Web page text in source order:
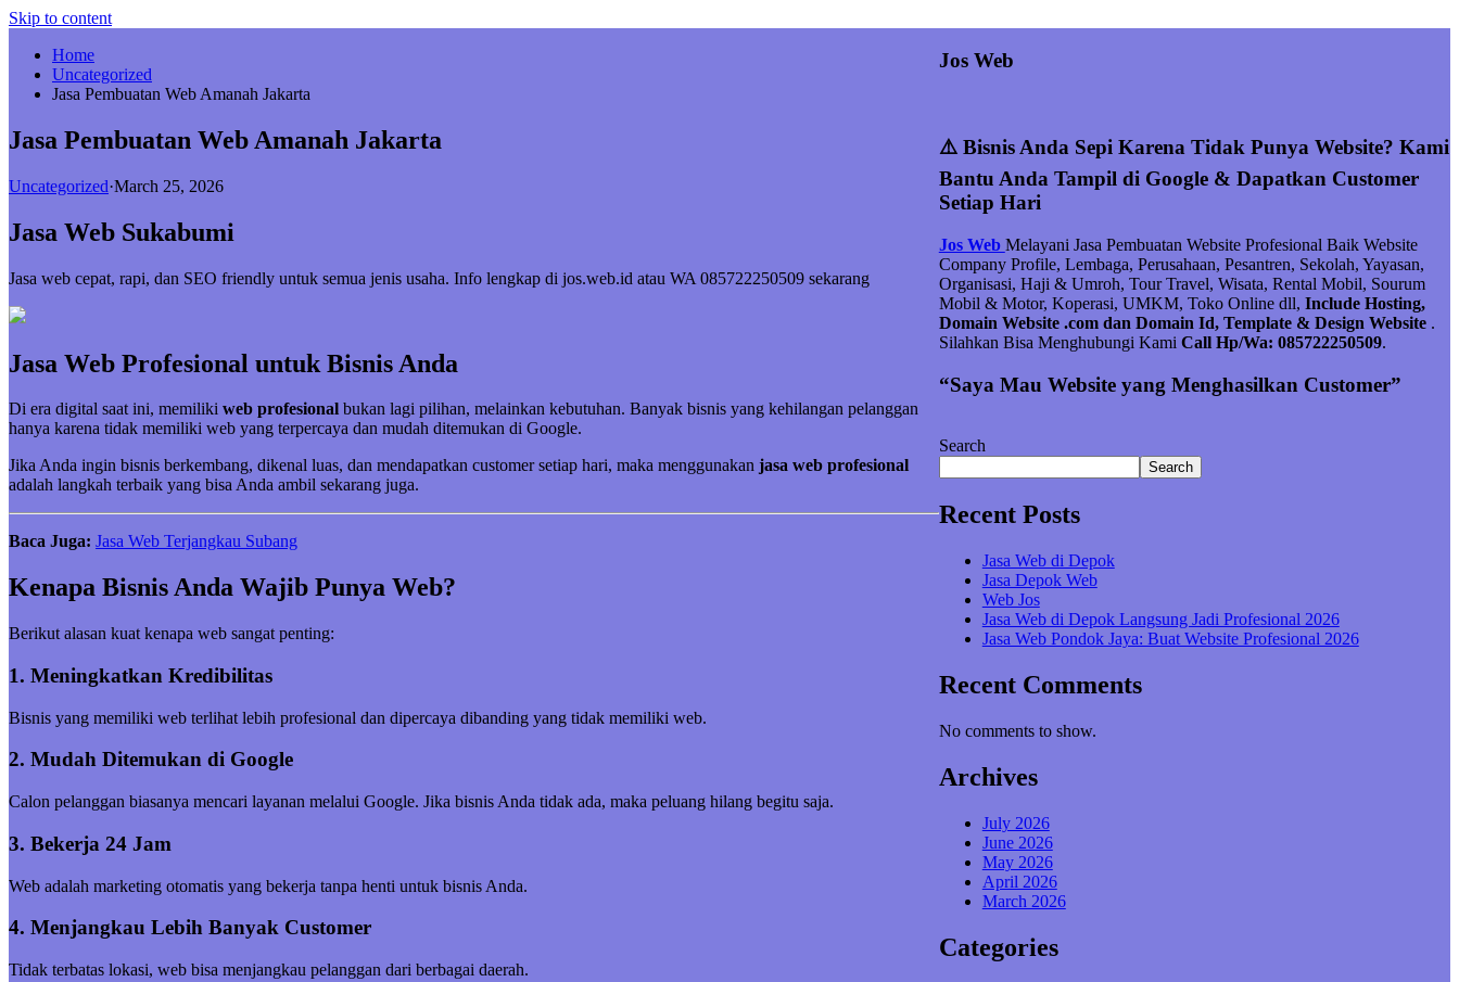
Skip to content
Home
Uncategorized
Jasa Pembuatan Web Amanah Jakarta
Jasa Pembuatan Web Amanah Jakarta
Uncategorized·March 25, 2026
Jasa Web Sukabumi
Jasa web cepat, rapi, dan SEO friendly untuk semua jenis usaha. Info lengkap di jos.web.id atau WA 085722250509 sekarang
Jasa Web Profesional untuk Bisnis Anda
Di era digital saat ini, memiliki web profesional bukan lagi pilihan, melainkan kebutuhan. Banyak bisnis yang kehilangan pelanggan
hanya karena tidak memiliki web yang terpercaya dan mudah ditemukan di Google.
Jika Anda ingin bisnis berkembang, dikenal luas, dan mendapatkan customer setiap hari, maka menggunakan jasa web profesional
adalah langkah terbaik yang bisa Anda ambil sekarang juga.
Baca Juga: Jasa Web Terjangkau Subang
Kenapa Bisnis Anda Wajib Punya Web?
Berikut alasan kuat kenapa web sangat penting:
1. Meningkatkan Kredibilitas
Bisnis yang memiliki web terlihat lebih profesional dan dipercaya dibanding yang tidak memiliki web.
2. Mudah Ditemukan di Google
Calon pelanggan biasanya mencari layanan melalui Google. Jika bisnis Anda tidak ada, maka peluang hilang begitu saja.
3. Bekerja 24 Jam
Web adalah marketing otomatis yang bekerja tanpa henti untuk bisnis Anda.
4. Menjangkau Lebih Banyak Customer
Tidak terbatas lokasi, web bisa menjangkau pelanggan dari berbagai daerah.
Jos Web
⚠️ Bisnis Anda Sepi Karena Tidak Punya Website? Kami
Bantu Anda Tampil di Google & Dapatkan Customer
Setiap Hari
Jos Web Melayani Jasa Pembuatan Website Profesional Baik Website
Company Profile, Lembaga, Perusahaan, Pesantren, Sekolah, Yayasan,
Organisasi, Haji & Umroh, Tour Travel, Wisata, Rental Mobil, Sourum
Mobil & Motor, Koperasi, UMKM, Toko Online dll, Include Hosting,
Domain Website .com dan Domain Id, Template & Design Website .
Silahkan Bisa Menghubungi Kami Call Hp/Wa: 085722250509.
“Saya Mau Website yang Menghasilkan Customer”
Search
Search
Recent Posts
Jasa Web di Depok
Jasa Depok Web
Web Jos
Jasa Web di Depok Langsung Jadi Profesional 2026
Jasa Web Pondok Jaya: Buat Website Profesional 2026
Recent Comments
No comments to show.
Archives
July 2026
June 2026
May 2026
April 2026
March 2026
Categories